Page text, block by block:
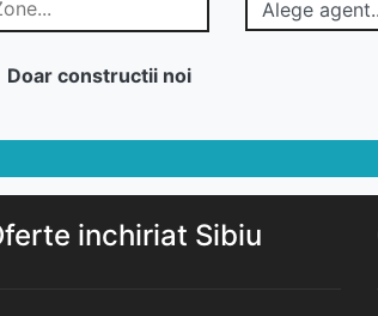
Doar constructii noi
inchiriat Sibiu